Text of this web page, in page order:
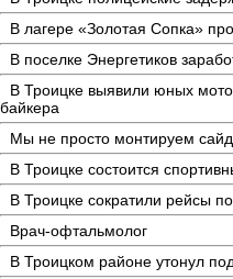
В лагере «Золотая Сопка»
В поселке Энергетиков
В Троицке выявили юных
байкера
Мы не просто монтируем
В Троицке состоится
В Троицке сократили рейсы
Врач-офтальмолог
В Троицком районе утонул